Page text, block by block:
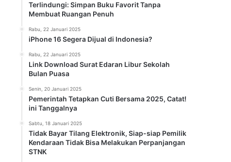
Terlindungi: Simpan Buku Favorit Tanpa
Membuat Ruangan Penuh
Rabu, 22 Januari 2025
iPhone 16 Segera Dijual di Indonesia?
Rabu, 22 Januari 2025
Link Download Surat Edaran Libur Sekolah
Bulan Puasa
Senin, 20 Januari 2025
Pemerintah Tetapkan Cuti Bersama 2025, Catat!
ini Tanggalnya
Sabtu, 18 Januari 2025
Tidak Bayar Tilang Elektronik, Siap-siap Pemilik
Kendaraan Tidak Bisa Melakukan Perpanjangan
STNK